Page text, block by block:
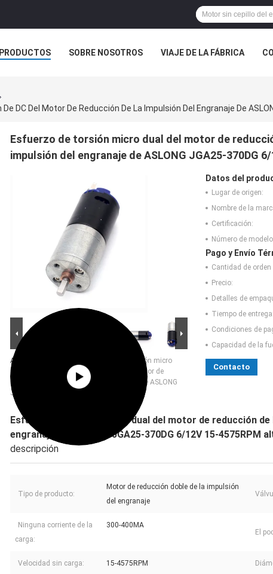
PRODUCTOS SOBRE NOSOTROS VIAJE DE LA FÁBRICA
Esfuerzo de torsión micro dual del motor de
impulsión del engranaje de ASLONG JGA25-370DG
Ampliación de imagen :
Esfuerzo de torsión micro
dual del motor de reducción de DC del motor de
reducción de la impulsión del engranaje de ASLONG
JGA25-370DG 6/12V 15-4575RPM alto
Datos del
Lugar de origen:
Nombre de la
Certificación:
Número de
Pago y Envío
Cantidad de
Precio:
Detalles de
Tiempo de entrega:
Condiciones de
Capacidad de la
Contacto
Esfuerzo de torsión micro dual del motor de reducción
engranaje de ASLONG JGA25-370DG 6/12V 15-4575RPM
descripción
Tipo de producto:
Motor de reducción doble de la impulsión
del engranaje
Ninguna corriente de la
carga:
300-400MA
El
Velocidad sin carga: 15-4575RPM